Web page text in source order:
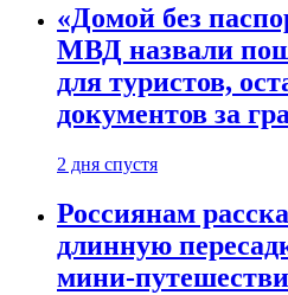
«Домой без
МВД назвали
для туристов,
документов за
2 дня спустя
Россиянам
длинную
мини-